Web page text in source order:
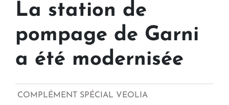
La station de
pompage de Garni
a été modernisée
COMPLÉMENT SPÉCIAL VEOLIA